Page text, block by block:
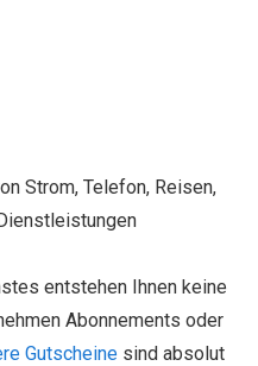
Strom, Telefon, Reisen,
entstehen Ihnen keine
Abonnements oder
Gutscheine sind absolut